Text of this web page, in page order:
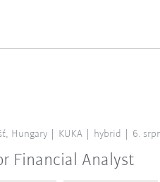
Hungary KUKA hybrid 6.
Financial Analyst